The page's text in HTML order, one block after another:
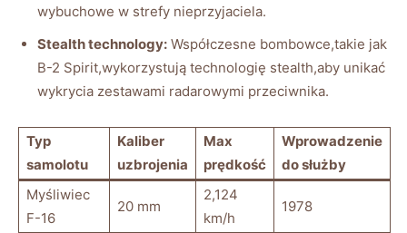
wybuchowe w strefy nieprzyjaciela.
Stealth technology: Współczesne bombowce,takie jak
B-2 Spirit,wykorzystują technologię stealth,aby unikać
wykrycia zestawami radarowymi przeciwnika.
Typ
samolotu
Kaliber
uzbrojenia
Max
prędkość
Wprowadzenie
do służby
Myśliwiec
F-16
20 mm
2,124
km/h
1978